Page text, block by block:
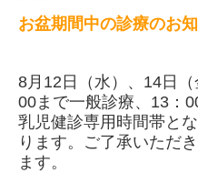
お盆期間中の診療のお
8月12日（水）、14日（
00まで一般診療、13：
乳児健診専用時間帯と
ります。ご了承いただ
ます。